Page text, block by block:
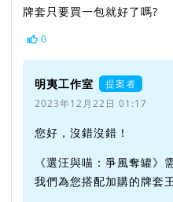
牌套只要買一包就好了嗎?
0
明夷工作室
提案者
2023年12月22日 01:17
您好，沒錯沒錯！
《選汪與喵：爭風奪罐》
我們為您搭配加購的牌套